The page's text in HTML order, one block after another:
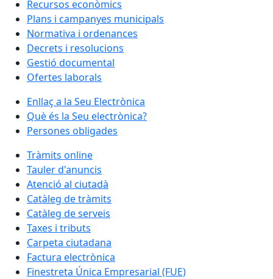
Recursos econòmics
Plans i campanyes municipals
Normativa i ordenances
Decrets i resolucions
Gestió documental
Ofertes laborals
Enllaç a la Seu Electrònica
Què és la Seu electrònica?
Persones obligades
Tràmits online
Tauler d'anuncis
Atenció al ciutadà
Catàleg de tràmits
Catàleg de serveis
Taxes i tributs
Carpeta ciutadana
Factura electrònica
Finestreta Única Empresarial (FUE)